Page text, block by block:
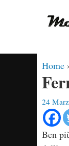
Home
24
Ben